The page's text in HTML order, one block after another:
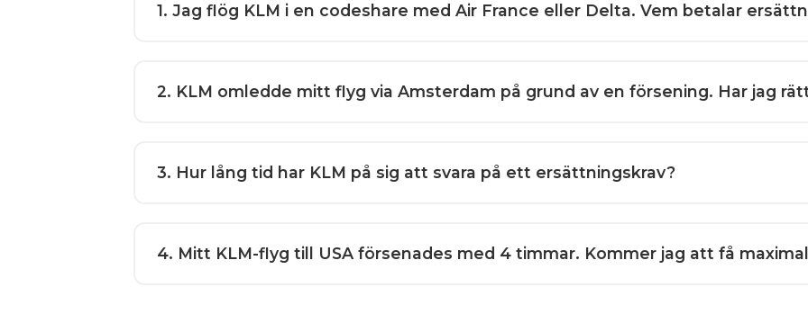
1. Jag flög KLM i en codeshare med Air France eller Delta. Vem betalar
2. KLM omledde mitt flyg via Amsterdam på grund av en försening. Har jag
3. Hur lång tid har KLM på sig att svara på ett ersättningskrav?
4. Mitt KLM-flyg till USA försenades med 4 timmar. Kommer jag att få